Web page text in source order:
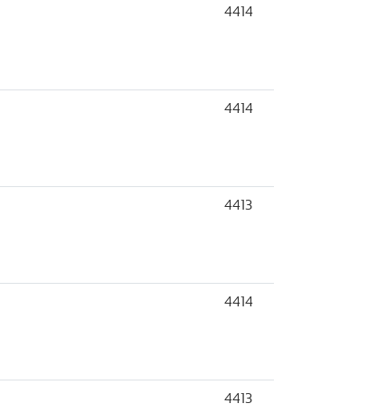
4414
4414
4413
4414
4413